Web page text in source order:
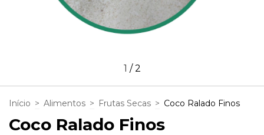
1 /2
Início > Alimentos > Frutas Secas > Coco Ralado Finos
Coco Ralado Finos